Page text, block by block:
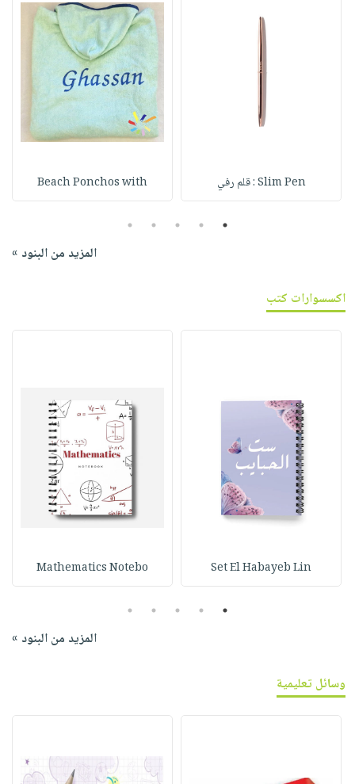
Slim Pen : قلم رفي Beach Ponchos with
1
2
3
4
5
المزيد من البنود »
اكسسوارات كتب
Set El Habayeb Lin
Mathematics Notebo
1
2
3
4
5
المزيد من البنود »
وسائل تعليمية